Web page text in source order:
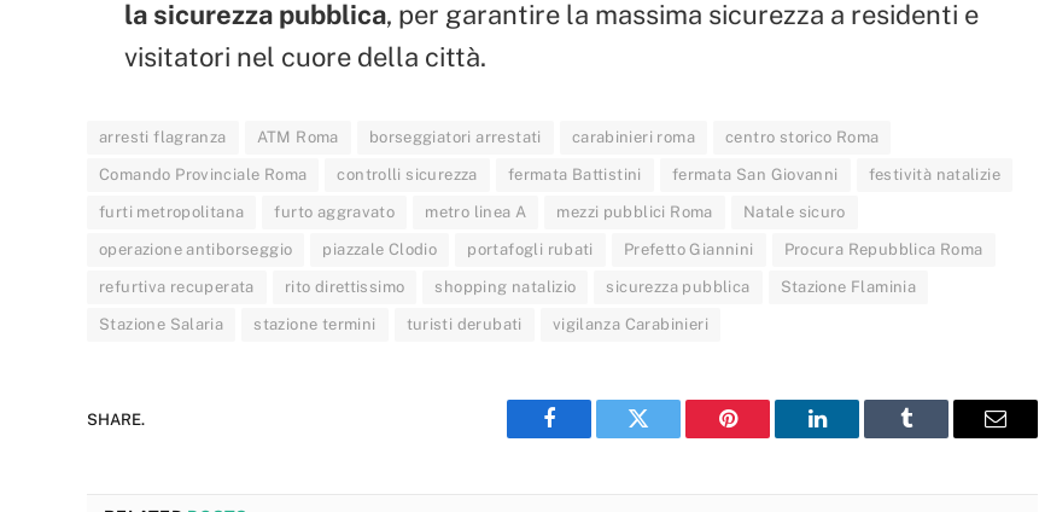
la sicurezza pubblica, per garantire la massima sicurezza a residenti e
visitatori nel cuore della città.
arresti flagranza ATM Roma borseggiatori arrestati carabinieri roma centro storico Roma
Comando Provinciale Roma controlli sicurezza fermata Battistini fermata San Giovanni festività natalizie
furti metropolitana furto aggravato metro linea A mezzi pubblici Roma Natale sicuro
operazione antiborseggio piazzale Clodio portafogli rubati Prefetto Giannini Procura Repubblica Roma
refurtiva recuperata rito direttissimo shopping natalizio sicurezza pubblica Stazione Flaminia
Stazione Salaria stazione termini turisti derubati vigilanza Carabinieri
SHARE.
Facebook Twitter Pinterest LinkedIn Tumblr Email